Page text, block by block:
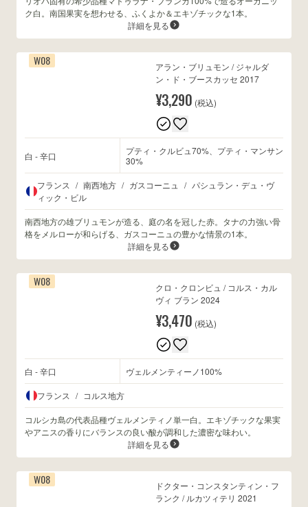
ク白。南国果実を想わせる、ふくよか＆エキゾチックな1本。
詳細を見る
W08
アラン・ブリュモン / ジャルダ
ン・ド・ブースカッセ 2017
¥3,290 (税込)
白 - 辛口
プティ・クルビュ70%、プティ・マンサン
30%
フランス / 南西地方 / ガスコーニュ / パシュラン・デュ・ヴ
ィック・ビル
南西地方の雄ブリュモンが造る、庭の名を冠した赤。タナの力強い骨
格をメルローが和らげる、ガスコーニュの豊かな情景の1本。
詳細を見る
W08
クロ・クロンビュ / コルス・カル
ヴィ ブラン 2024
¥3,470 (税込)
白 - 辛口 ヴェルメンティーノ100%
フランス / コルス地方
コルシカ島の代表品種ヴェルメンティノ単一白。エキゾチックな果実
やアニスの香りにバランスの良い酸が調和した濃密な味わい。
詳細を見る
W08
ドクター・コンスタンティン・フ
ランク / ルカツィテリ 2021